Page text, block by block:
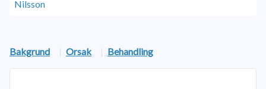
Bakgrund | Orsak | Behandling